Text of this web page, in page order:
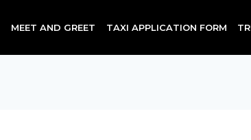
MEET AND GREET TAXI APPLICATION FORM